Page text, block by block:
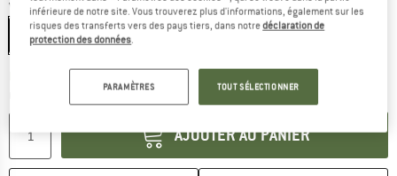
Variante:3 Piece
3 Piece
Délai de livraison: 3-5 jours ouvrables
Le lien s'ouvre dans une
AJOUTER AU PANIER
inférieure de notre site. Vous trouverez plus d'informations, également sur les
risques des transferts vers des pays tiers, dans notredéclaration de
protection des données.
PARAMÈTRES TOUT SÉLECTIONNER